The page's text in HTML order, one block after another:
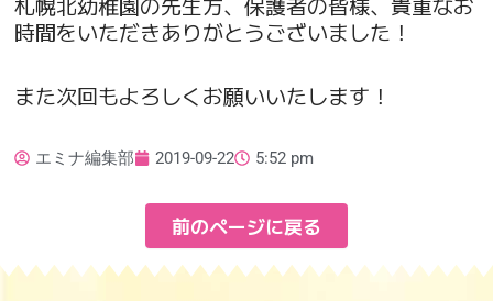
時間をいただきありがとうございました！
また次回もよろしくお願いいたします！
エミナ編集部 2019-09-22 5:52 pm
前のページに戻る